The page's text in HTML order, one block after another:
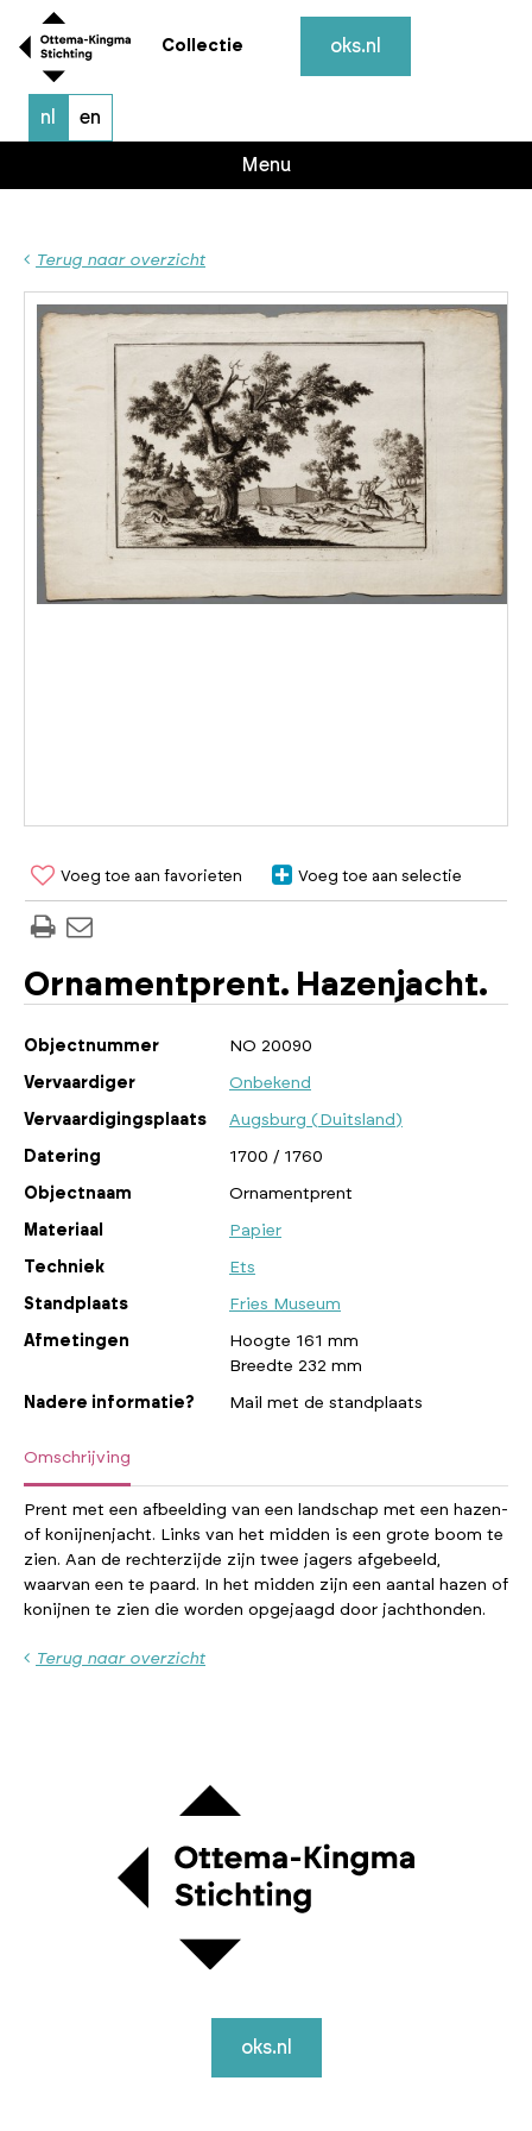
Collectie oks.nl
nl en
Menu
Terug naar overzicht
Voeg toe aan favorieten Voeg toe aan selectie
Ornamentprent. Hazenjacht.
Objectnummer NO 20090
Vervaardiger Onbekend
Vervaardigingsplaats Augsburg (Duitsland)
Datering 1700 / 1760
Objectnaam Ornamentprent
Materiaal Papier
Techniek Ets
Standplaats Fries Museum
Afmetingen
Hoogte 161 mm
Breedte 232 mm
Nadere informatie? Mail met de standplaats
Omschrijving
Prent met een afbeelding van een landschap met een hazen-
of konijnenjacht. Links van het midden is een grote boom te
zien. Aan de rechterzijde zijn twee jagers afgebeeld,
waarvan een te paard. In het midden zijn een aantal hazen of
konijnen te zien die worden opgejaagd door jachthonden.
Terug naar overzicht
oks.nl